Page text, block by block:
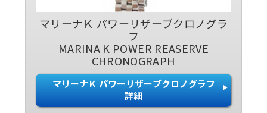
マリーナＫ パワーリザーブクロノグラ
フ
MARINA K POWER REASERVE
CHRONOGRAPH
マリーナＫ パワーリザーブクロノグラフ
詳細